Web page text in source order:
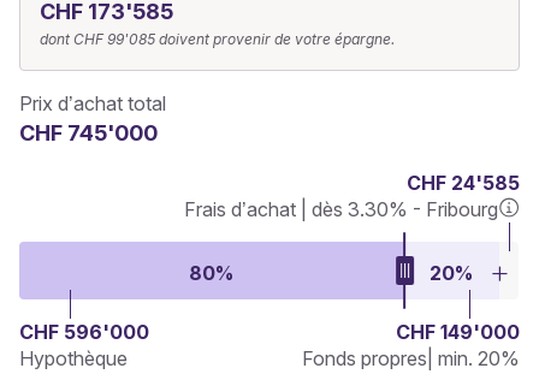
CHF 173'585
dont CHF 99'085 doivent provenir de votre épargne.
Prix d’achat total
CHF 745'000
CHF 24'585
Frais d’achat | dès 3.30% - Fribourg
80% 20%
CHF 596'000
Hypothèque
CHF 149'000
Fonds propres | min. 20%